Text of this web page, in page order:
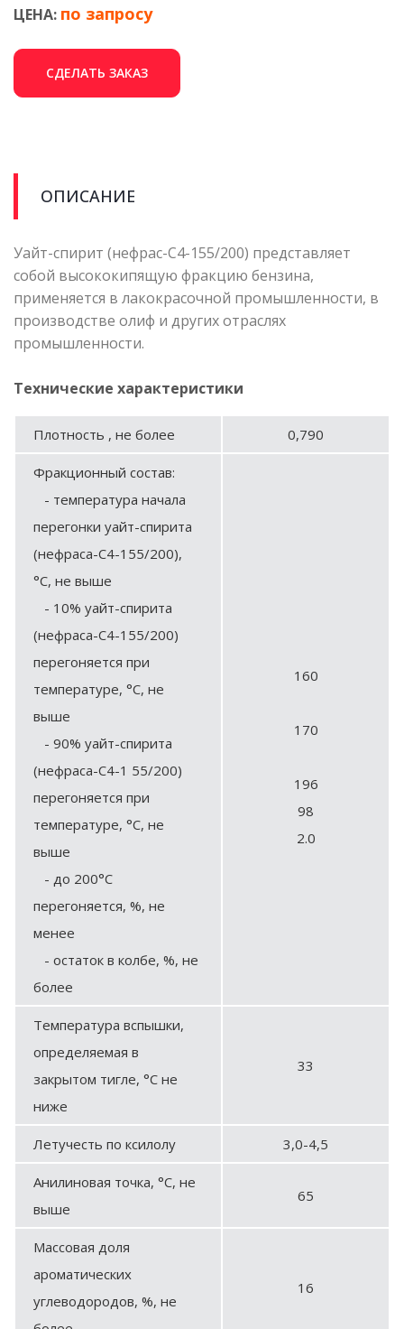
ЦЕНА: по запросу
СДЕЛАТЬ ЗАКАЗ
ОПИСАНИЕ
Уайт-спирит (нефрас-С4-155/200) представляет
собой высококипящую фракцию бензина,
применяется в лакокрасочной промышленности, в
производстве олиф и других отраслях
промышленности.
Технические характеристики
Плотность , не более 0,790
Фракционный состав:
- температура начала
перегонки уайт-спирита
(нефраса-С4-155/200),
°С, не выше
- 10% уайт-спирита
(нефраса-С4-155/200)
перегоняется при
температуре, °С, не
выше
- 90% уайт-спирита
(нефраса-С4-1 55/200)
перегоняется при
температуре, °С, не
выше
- до 200°С
перегоняется, %, не
менее
- остаток в колбе, %, не
более
160
170
196
98
2.0
Температура вспышки,
определяемая в
закрытом тигле, °С не
ниже
33
Летучесть по ксилолу 3,0-4,5
Анилиновая точка, °С, не
выше
65
Массовая доля
ароматических
углеводородов, %, не
16